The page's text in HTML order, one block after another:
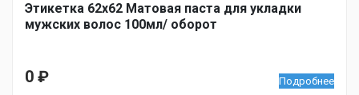
Этикетка 62х62 Матовая паста для укладки
мужских волос 100мл/ оборот
0 ₽ Подробнее